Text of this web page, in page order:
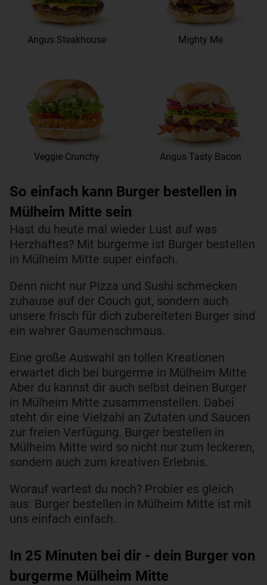
Angus Steakhouse Mighty Me
Veggie Crunchy Angus Tasty Bacon
So einfach kann Burger bestellen in
Mülheim Mitte sein
Hast du heute mal wieder Lust auf was
Herzhaftes? Mit burgerme ist Burger bestellen
in Mülheim Mitte super einfach.
Denn nicht nur Pizza und Sushi schmecken
zuhause auf der Couch gut, sondern auch
unsere frisch für dich zubereiteten Burger sind
ein wahrer Gaumenschmaus.
Eine große Auswahl an tollen Kreationen
erwartet dich bei burgerme in Mülheim Mitte.
Aber du kannst dir auch selbst deinen Burger
in Mülheim Mitte zusammenstellen. Dabei
steht dir eine Vielzahl an Zutaten und Saucen
zur freien Verfügung. Burger bestellen in
Mülheim Mitte wird so nicht nur zum leckeren,
sondern auch zum kreativen Erlebnis.
Worauf wartest du noch? Probier es gleich
aus. Burger bestellen in Mülheim Mitte ist mit
uns einfach einfach.
In 25 Minuten bei dir - dein Burger von
burgerme Mülheim Mitte